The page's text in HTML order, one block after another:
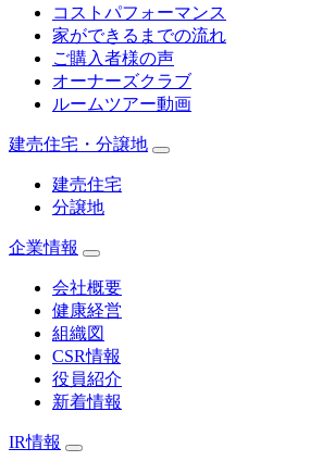
コストパフォーマンス
家ができるまでの流れ
ご購入者様の声
オーナーズクラブ
ルームツアー動画
建売住宅・分譲地
建売住宅
分譲地
企業情報
会社概要
健康経営
組織図
CSR情報
役員紹介
新着情報
IR情報